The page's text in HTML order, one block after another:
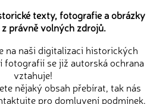
texty, fotografie a obrázky
právně volných zdrojů.
na naši digitalizaci historických
fotografií se již autorská ochrana
vztahuje!
nějaký obsah přebírat, tak nás
pro domluvení podmínek.